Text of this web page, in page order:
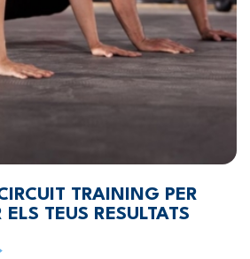
TRAINING PER
TEUS RESULTATS